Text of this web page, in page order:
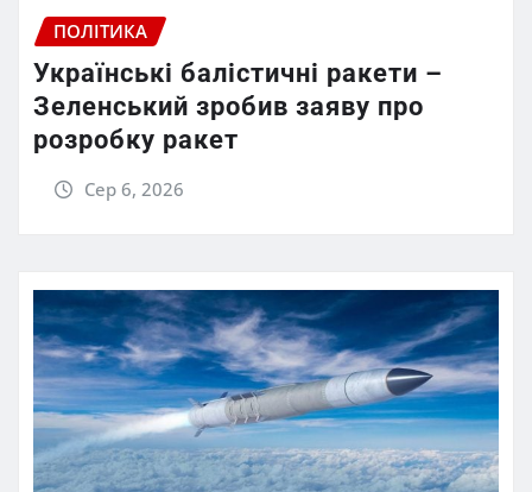
ПОЛІТИКА
Українські балістичні ракети –
Зеленський зробив заяву про
розробку ракет
Сер 6, 2026